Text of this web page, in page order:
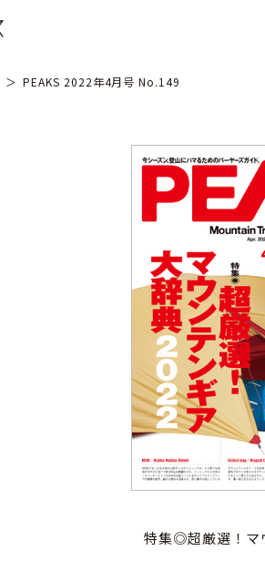
PEAKS 2022年4月号 No.149
特集◎超厳選！マ